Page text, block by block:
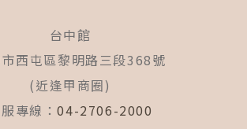
台中館
西屯區黎明路三段368號
(近逢甲商圈)
專線：04-2706-2000